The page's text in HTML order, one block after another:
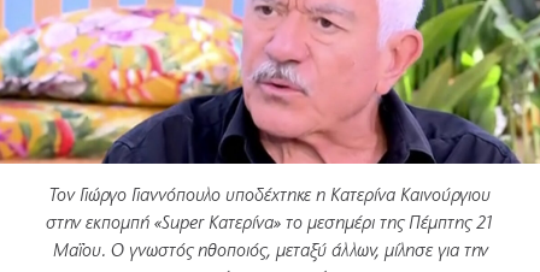
Τον Γιώργο Γιαννόπουλο υποδέχτηκε η Κατερίνα Καινούργιου
στην εκπομπή «Super Κατερίνα» το μεσημέρι της Πέμπτης 21
Μαΐου. Ο γνωστός ηθοποιός, μεταξύ άλλων, μίλησε για την